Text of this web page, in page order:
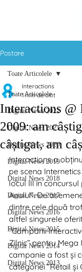
Postare
Toate Articolele
Digital News 2022
Digital News 2021
Digital News 2020
Digital News 2019
Digital News 2018
Digital News 2017
Digital News 2016
Digital News 2015
Digital News 2014
Digital News 2013
Toate Articolele
Interactions @
2009: am
câștigat, am
Interactions
1 min de citit
Interactions a
pe scena
locul III în concursul
Anului”. De
dintre cele două
altfel singurele
“Campanii
Zilnic” pentru Mega
campanie a fost și
categoriei “Retail și